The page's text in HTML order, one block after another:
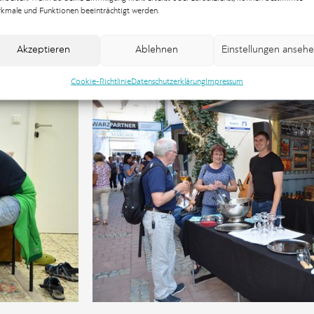
und Funktionen beeinträchtigt werden.
Akzeptieren Ablehnen Einstellungen
Cookie-RichtlinieDatenschutzerklärungImpressum